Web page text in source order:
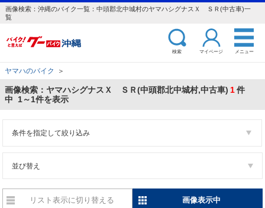
画像検索：沖縄のバイク一覧：中頭郡北中城村のヤマハシグナスＸ ＳＲ(中古車)一
覧
検索 マイページ メニュー
ヤマハのバイク ＞
画像検索：ヤマハシグナスＸ ＳＲ(中頭郡北中城村,中古車) 1件
中 1～1件を表示
条件を指定して絞り込み
並び替え
リスト表示に切り替える 画像表示中